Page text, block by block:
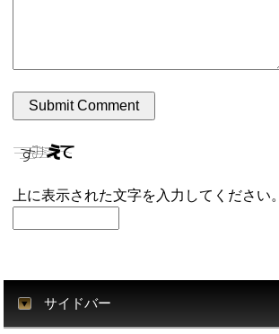
上に表示された文字を入力してください。
サイドバー